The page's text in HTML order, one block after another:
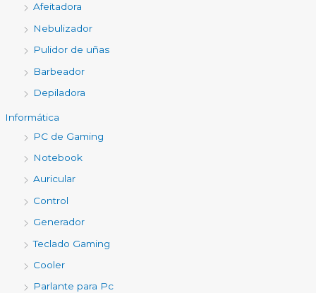
Afeitadora
Nebulizador
Pulidor de uñas
Barbeador
Depiladora
Informática
PC de Gaming
Notebook
Auricular
Control
Generador
Teclado Gaming
Cooler
Parlante para Pc